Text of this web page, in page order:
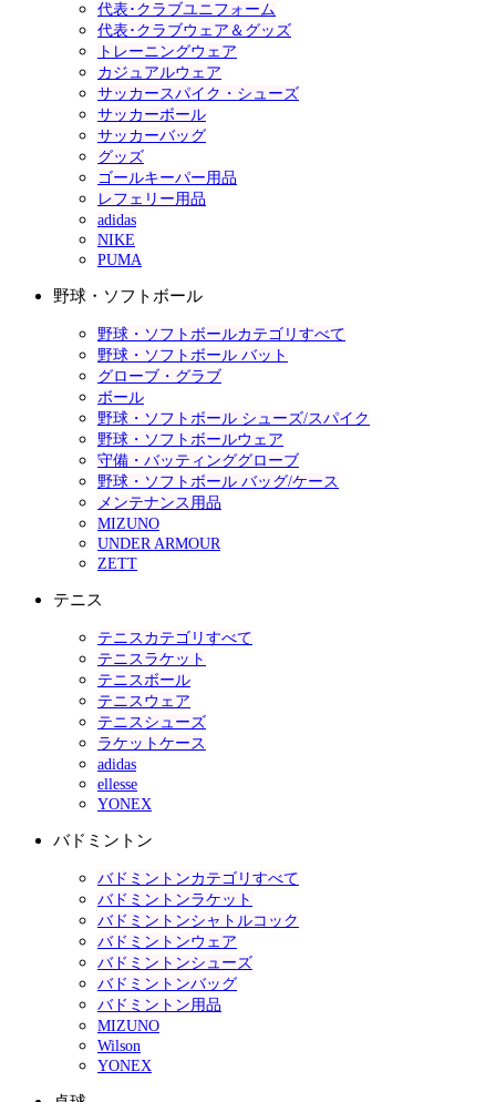
代表･クラブユニフォーム
代表･クラブウェア＆グッズ
トレーニングウェア
カジュアルウェア
サッカースパイク・シューズ
サッカーボール
サッカーバッグ
グッズ
ゴールキーパー用品
レフェリー用品
adidas
NIKE
PUMA
野球・ソフトボール
野球・ソフトボールカテゴリすべて
野球・ソフトボール バット
グローブ・グラブ
ボール
野球・ソフトボール シューズ/スパイク
野球・ソフトボールウェア
守備・バッティンググローブ
野球・ソフトボール バッグ/ケース
メンテナンス用品
MIZUNO
UNDER ARMOUR
ZETT
テニス
テニスカテゴリすべて
テニスラケット
テニスボール
テニスウェア
テニスシューズ
ラケットケース
adidas
ellesse
YONEX
バドミントン
バドミントンカテゴリすべて
バドミントンラケット
バドミントンシャトルコック
バドミントンウェア
バドミントンシューズ
バドミントンバッグ
バドミントン用品
MIZUNO
Wilson
YONEX